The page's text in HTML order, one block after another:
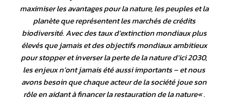
maximiser les avantages pour la nature, les peuples et la
planète que représentent les marchés de crédits
biodiversité. Avec des taux d’extinction mondiaux plus
élevés que jamais et des objectifs mondiaux ambitieux
pour stopper et inverser la perte de la nature d’ici 2030,
les enjeux n’ont jamais été aussi importants – et nous
avons besoin que chaque acteur de la société joue son
rôle en aidant à financer la restauration de la nature« .